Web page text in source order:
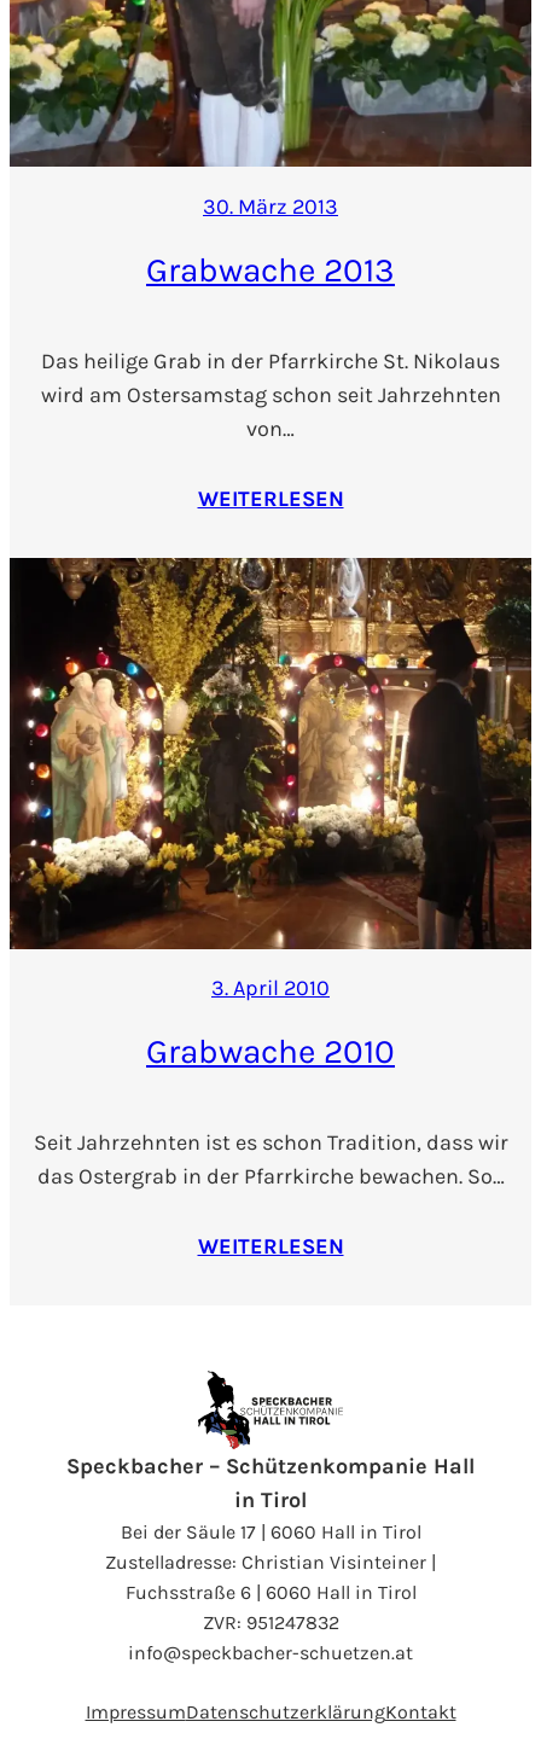
30. März 2013
Grabwache 2013
Das heilige Grab in der Pfarrkirche St. Nikolaus
wird am Ostersamstag schon seit Jahrzehnten
von…
WEITERLESEN
3. April 2010
Grabwache 2010
Seit Jahrzehnten ist es schon Tradition, dass wir
das Ostergrab in der Pfarrkirche bewachen. So…
WEITERLESEN
Speckbacher – Schützenkompanie Hall
in Tirol
Bei der Säule 17 | 6060 Hall in Tirol
Zustelladresse: Christian Visinteiner |
Fuchsstraße 6 | 6060 Hall in Tirol
ZVR: 951247832
info@speckbacher-schuetzen.at
ImpressumDatenschutzerklärungKontakt